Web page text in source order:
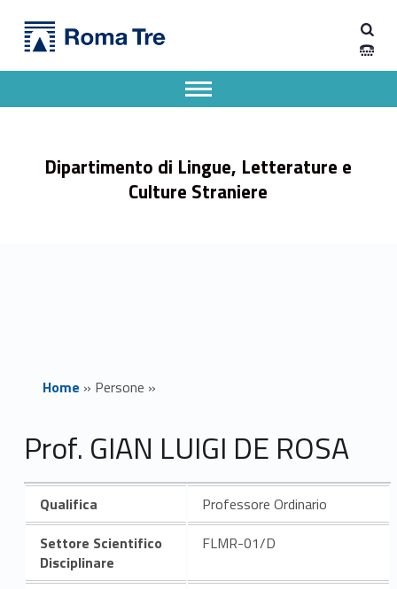
Prof. GIAN LUIGI DE ROSA - Dipartimento di Lingue, Letterature e Culture Straniere
Dipartimento di Lingue, Letterature e Culture Straniere dell'Università degli Studi Roma Tre
Dipartimento di Lingue, Letterature e
Culture Straniere
Apri il menu secondario
Header info sidebar
Home » Persone »
Prof. GIAN LUIGI DE ROSA
Qualifica
Professore Ordinario
Settore Scientifico
Disciplinare
FLMR-01/D